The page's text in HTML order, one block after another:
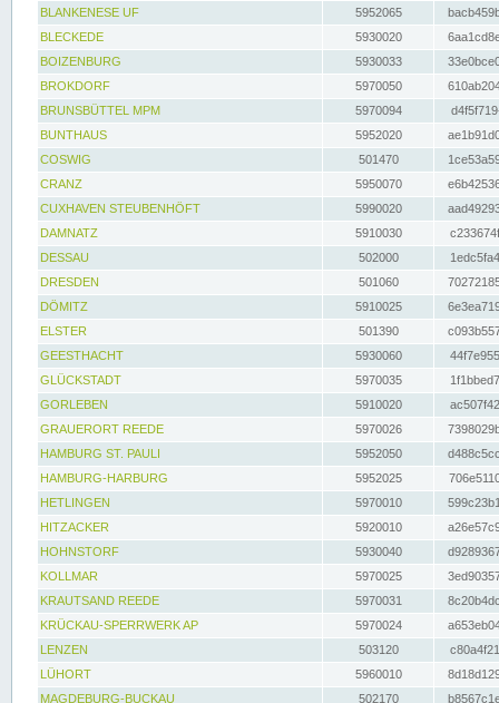
BLANKENESE UF
5952065
BLECKEDE
5930020
BOIZENBURG
5930033
BROKDORF
5970050
BRUNSBÜTTEL MPM
5970094
BUNTHAUS
5952020
COSWIG
501470
CRANZ
5950070
CUXHAVEN STEUBENHÖFT
5990020
DAMNATZ
5910030
DESSAU
502000
DRESDEN
501060
DÖMITZ
5910025
ELSTER
501390
GEESTHACHT
5930060
GLÜCKSTADT
5970035
GORLEBEN
5910020
GRAUERORT REEDE
5970026
HAMBURG ST. PAULI
5952050
HAMBURG-HARBURG
5952025
HETLINGEN
5970010
HITZACKER
5920010
HOHNSTORF
5930040
KOLLMAR
5970025
KRAUTSAND REEDE
5970031
KRÜCKAU-SPERRWERK AP
5970024
LENZEN
503120
LÜHORT
5960010
MAGDEBURG-BUCKAU
502170